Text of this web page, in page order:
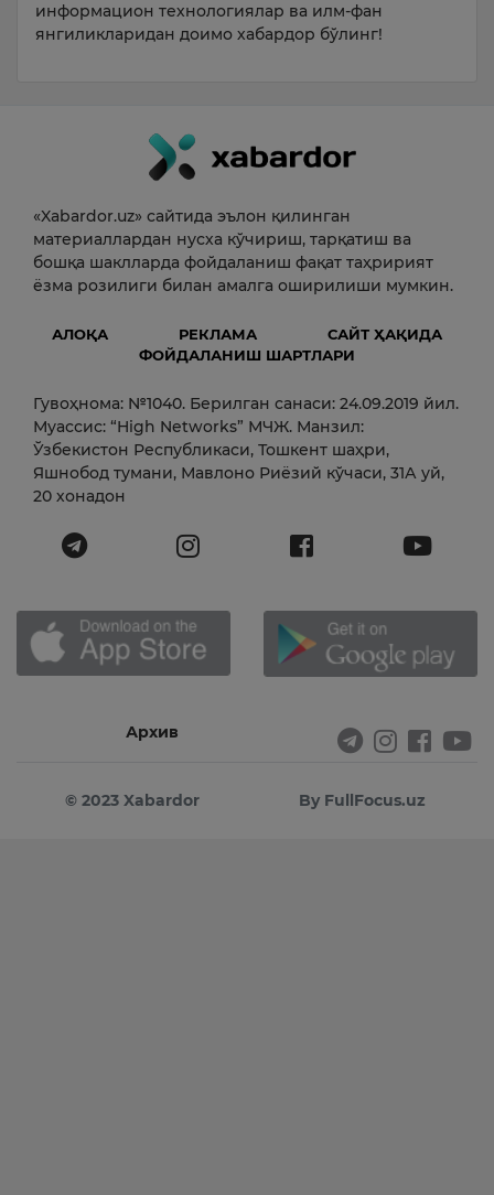
информацион технологиялар ва илм-фан
янгиликларидан доимо хабардор бўлинг!
«Xabardor.uz» сайтида эълон қилинган
материаллардан нусха кўчириш, тарқатиш ва
бошқа шаклларда фойдаланиш фақат таҳририят
ёзма розилиги билан амалга оширилиши мумкин.
АЛОҚА РЕКЛАМА
САЙТ ҲАҚИДА
ФОЙДАЛАНИШ ШАРТЛАРИ
Гувоҳнома: №1040. Берилган санаси: 24.09.2019 йил.
Муассис: “High Networks” МЧЖ. Манзил:
Ўзбекистон Республикаси, Тошкент шаҳри,
Яшнобод тумани, Мавлоно Риёзий кўчаси, 31А уй,
20 хонадон
Архив
© 2023 Xabardor By FullFocus.uz